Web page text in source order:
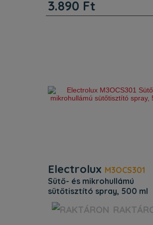
(PNC): 902 980 339. EAN kód:
7332543980826.
3.890 Ft
Electrolux M3OCS301
sütő- és mikrohullámú
sütőtisztító spray, 500 ml
Beépítés. Magasság (mm) :
Szélesség (mm) : 100. Mélység